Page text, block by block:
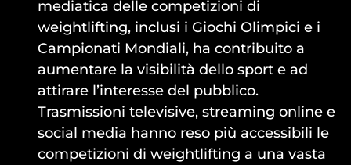
mediatica delle competizioni di
weightlifting, inclusi i Giochi Olimpici e i
Campionati Mondiali, ha contribuito a
aumentare la visibilità dello sport e ad
attirare l’interesse del pubblico.
Trasmissioni televisive, streaming online e
social media hanno reso più accessibili le
competizioni di weightlifting a una vasta